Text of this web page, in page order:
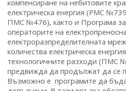
компенсиране на небитовите
електрическа енергия (РМС
ПМС №476), както и Програма
операторите на
електроразпределителната
количества електрическа
технологичните разходи (ПМС
предвижда да продължат да се
Възможно е програмите да